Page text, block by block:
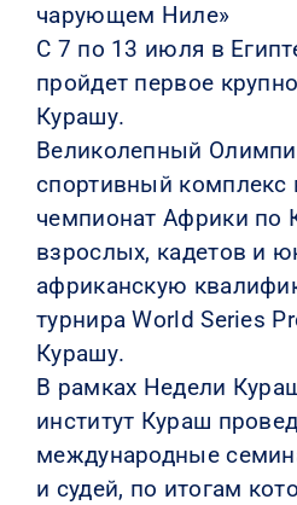
чарующем Ниле»
С 7 по 13 июля в
пройдет первое
Курашу.
Великолепный
спортивный комплекс
чемпионат Африки по
взрослых, кадетов и
африканскую
турнира World Series
Курашу.
В рамках Недели
институт Кураш
международные
и судей, по итогам